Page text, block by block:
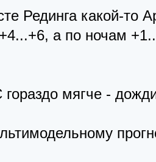
Рединга какой-
а по ночам
мягче -